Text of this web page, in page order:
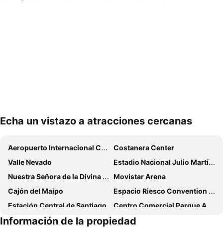
Echa un vistazo a atracciones cercanas
Aeropuerto Internacional Comodoro Arturo Merino Benítez
Costanera Center
Valle Nevado
Estadio Nacional Julio Martínez Prádanos
Nuestra Señora de la Divina Providencia
Movistar Arena
Cajón del Maipo
Espacio Riesco Convention Center
Estación Central de Santiago
Centro Comercial Parque Arauco
Estadio Monumental David Arellano
Barrio Lastarria
Información de la propiedad